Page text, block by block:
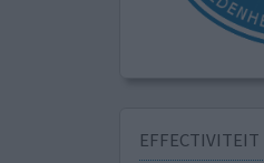
EFFECTIVITEIT